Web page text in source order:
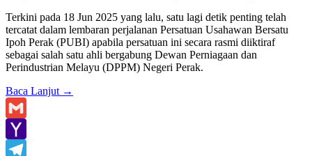
Terkini pada 18 Jun 2025 yang lalu, satu lagi detik penting telah
tercatat dalam lembaran perjalanan Persatuan Usahawan Bersatu
Ipoh Perak (PUBI) apabila persatuan ini secara rasmi diiktiraf
sebagai salah satu ahli bergabung Dewan Perniagaan dan
Perindustrian Melayu (DPPM) Negeri Perak.
Baca Lanjut →
Gmail
Yahoo